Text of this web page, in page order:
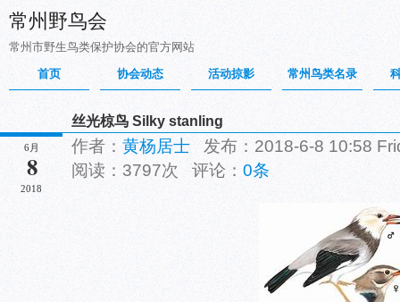
常州野鸟会
常州市野生鸟类保护协会的官方网站
首页
协会动态 活动掠影 常州鸟类名录
6月
8
2018
丝光椋鸟 Silky stanling
作者： 黄杨居士 发布：2018-6-8 10:58
阅读：3797次 评论： 0条